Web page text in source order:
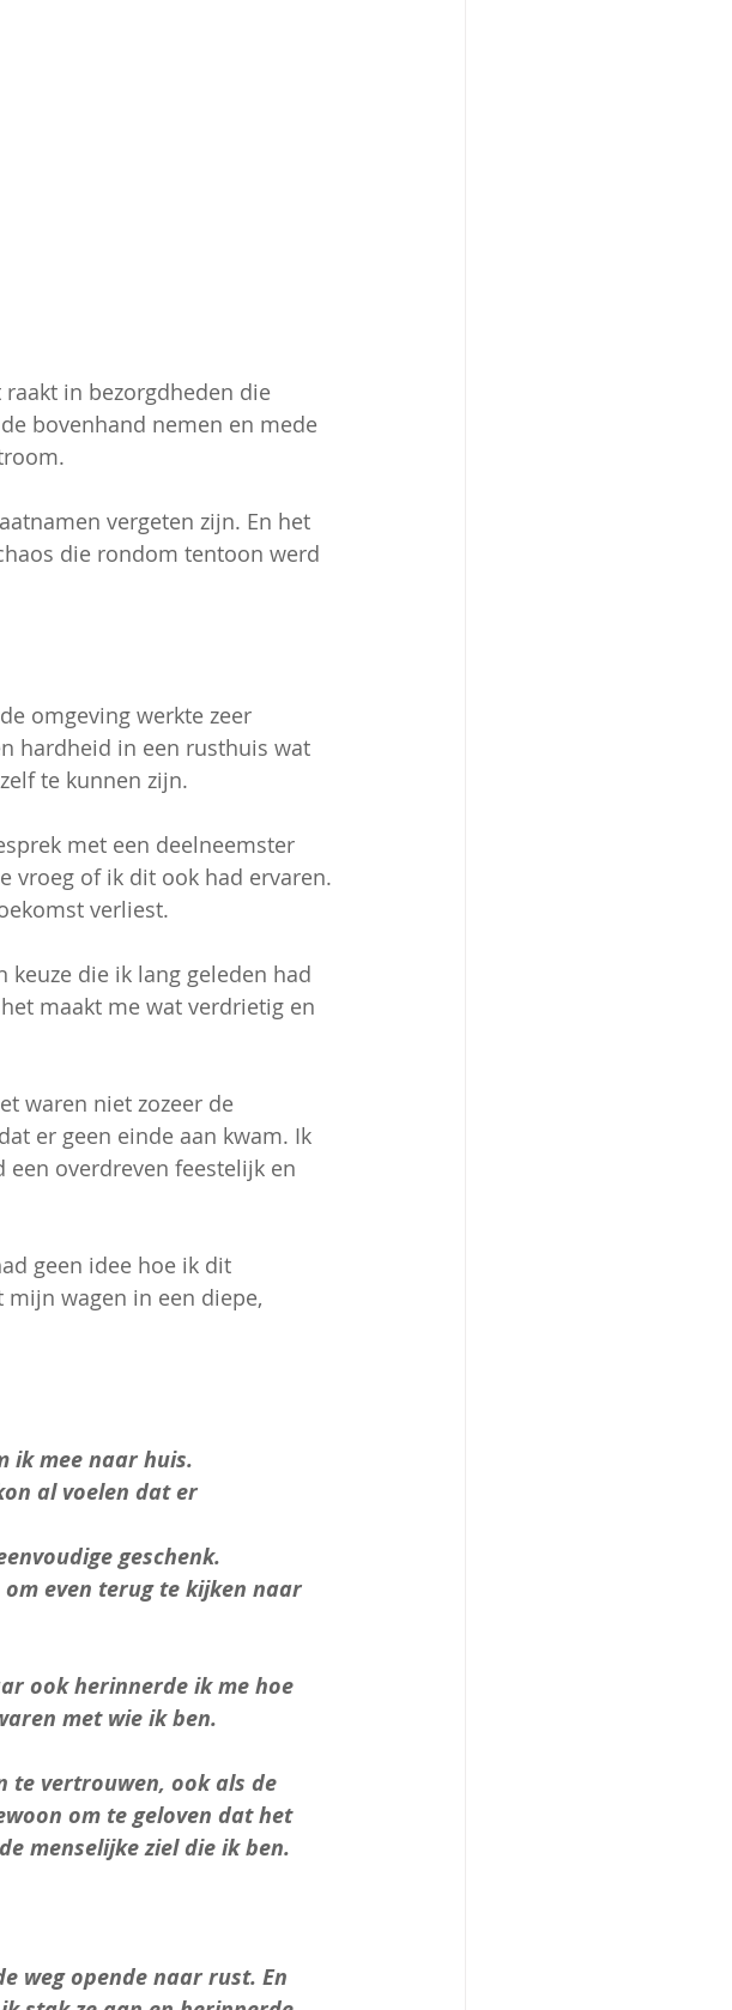
in bezorgdheden die
bovenhand nemen en mede
vergeten zijn. En het
die rondom tentoon werd
omgeving werkte zeer
hardheid in een rusthuis wat
te kunnen zijn.
met een deelneemster
vroeg of ik dit ook had ervaren.
verliest.
keuze die ik lang geleden had
maakt me wat verdrietig en
waren niet zozeer de
er geen einde aan kwam. Ik
overdreven feestelijk en
geen idee hoe ik dit
wagen in een diepe,
ik mee naar huis.
al voelen dat er
geschenk.
even terug te kijken naar
ook herinnerde ik me hoe
met wie ik ben.
te vertrouwen, ook als de
om te geloven dat het
menselijke ziel die ik ben.
weg opende naar rust. En